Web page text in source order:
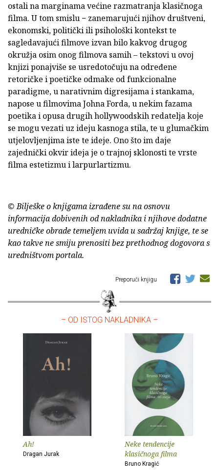
ostali na marginama većine razmatranja klasičnoga
filma. U tom smislu − zanemarujući njihov društveni,
ekonomski, politički ili psihološki kontekst te
sagledavajući filmove izvan bilo kakvog drugog
okružja osim onog filmova samih – tekstovi u ovoj
knjizi ponajviše se usredotočuju na određene
retoričke i poetičke odmake od funkcionalne
paradigme, u narativnim digresijama i stankama,
napose u filmovima Johna Forda, u nekim fazama
poetika i opusa drugih hollywoodskih redatelja koje
se mogu vezati uz ideju kasnoga stila, te u glumačkim
utjelovljenjima iste te ideje. Ono što im daje
zajednički okvir ideja je o trajnoj sklonosti te vrste
filma estetizmu i larpurlartizmu.
© Bilješke o knjigama izrađene su na osnovu
informacija dobivenih od nakladnika i njihove dodatne
uredničke obrade temeljem uvida u sadržaj knjige, te se
kao takve ne smiju prenositi bez prethodnog dogovora s
uredništvom portala.
Preporuči knjigu
– OD ISTOG NAKLADNIKA –
Ah!
Dragan Jurak
Neke tendencije
klasičnoga filma
Bruno Kragić